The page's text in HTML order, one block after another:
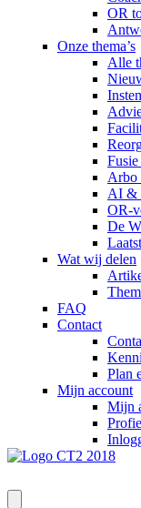
OR
Onze thema’s
Alle
AI &
OR-
De
Wat wij delen
FAQ
Contact
Plan
Mijn account
Mijn